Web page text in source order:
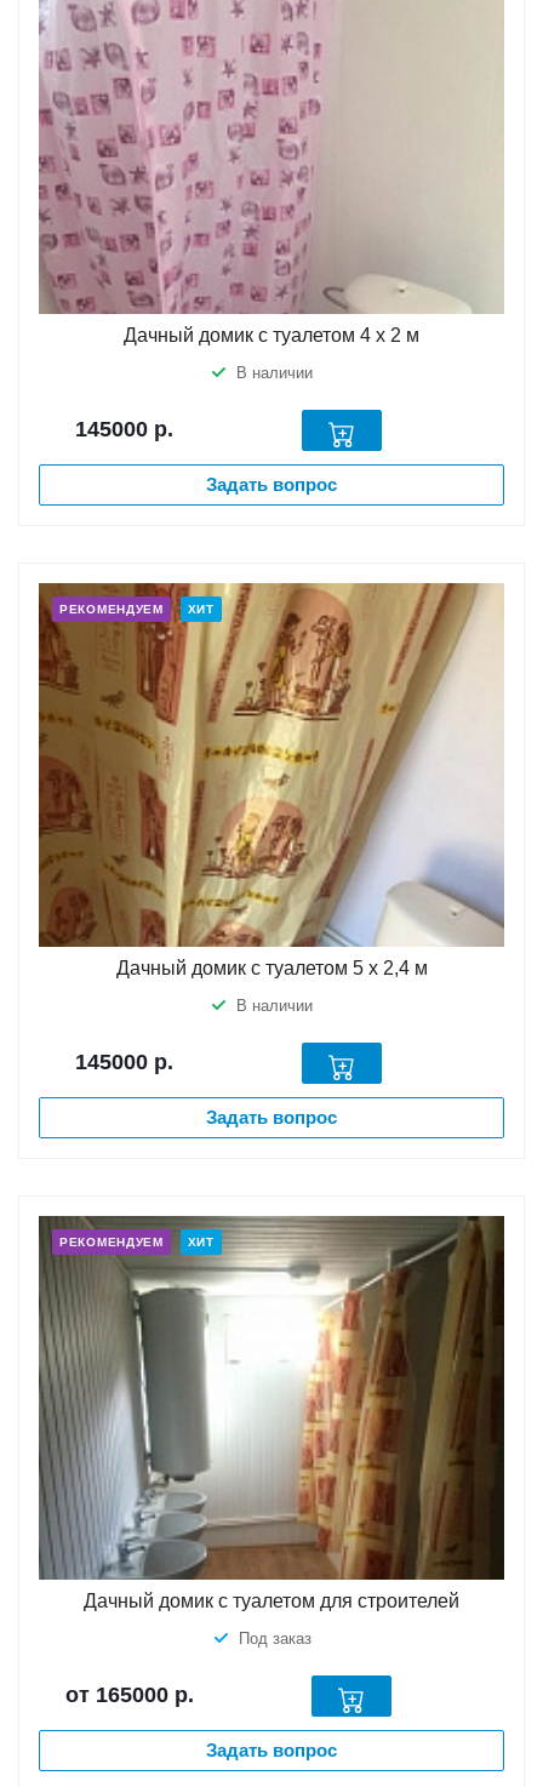
Дачный домик с туалетом 4 х 2 м
В наличии
145000 р.
Задать вопрос
РЕКОМЕНДУЕМ ХИТ
Дачный домик с туалетом 5 х 2,4 м
В наличии
145000 р.
Задать вопрос
РЕКОМЕНДУЕМ ХИТ
Дачный домик с туалетом для строителей
Под заказ
от 165000 р.
Задать вопрос